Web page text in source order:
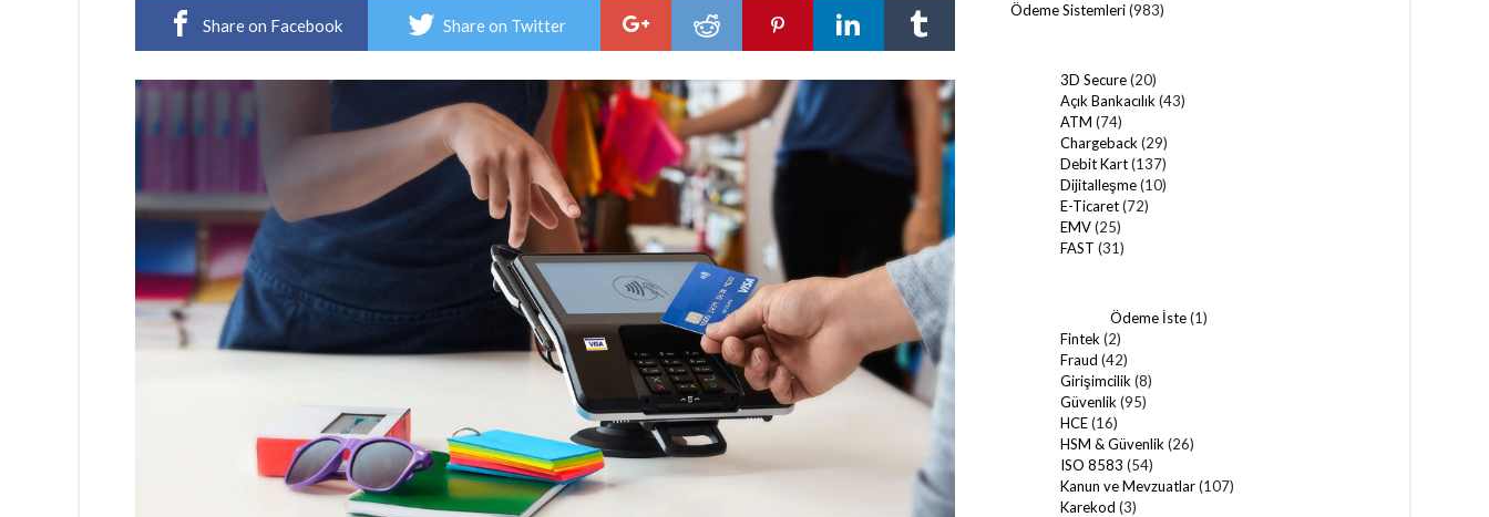
Share on Facebook Share on Twitter
Ödeme Sistemleri(983)
3D Secure(20)
Açık Bankacılık (43)
ATM (74)
Chargeback (29)
Debit Kart(137)
Dijitalleşme(10)
E-Ticaret(72)
EMV(25)
FAST (31)
Ödeme İste(1)
Fintek (2)
Fraud (42)
Girişimcilik (8)
Güvenlik (95)
HCE(16)
HSM & Güvenlik (26)
ISO 8583 (54)
Kanun ve Mevzuatlar(107)
Karekod (3)